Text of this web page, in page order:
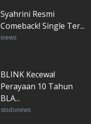
Syahrini Resmi
Comeback! Single Ter...
inews
BLINK Kecewa!
Perayaan 10 Tahun
BLA...
sindonews